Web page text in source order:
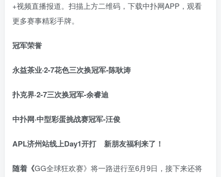
+视频直播报道。扫描上方二维码，下载中扑网APP，观看
更多赛事精彩手牌。
冠军荣誉
永益茶业·2-7花色三次换冠军-陈耿涛
扑克界·2-7三次换冠军-余睿迪
中扑网·中型彩蛋挑战赛冠军-汪俊
APL济州站线上Day1开打 新朋友福利来了！
随着《GG全球狂欢赛》将一路进行至6月9日，接下来还将